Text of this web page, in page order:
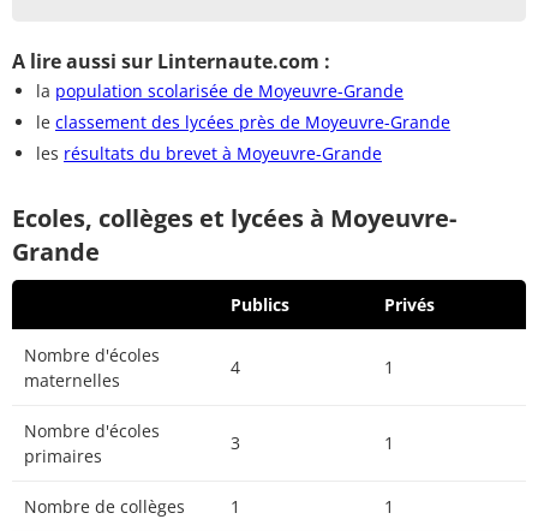
A lire aussi sur Linternaute.com :
la population scolarisée de Moyeuvre-Grande
le classement des lycées près de Moyeuvre-Grande
les résultats du brevet à Moyeuvre-Grande
Ecoles, collèges et lycées à Moyeuvre-
Grande
Publics Privés
Nombre d'écoles
maternelles
4 1
Nombre d'écoles
primaires
3 1
Nombre de collèges 1 1